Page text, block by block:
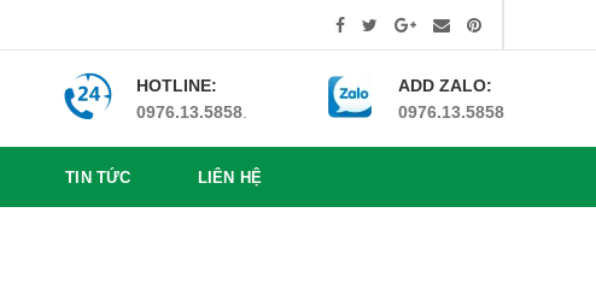
HOTLINE:
0976.13.5858
ADD ZALO:
0976.13.5858
TIN TỨC LIÊN HỆ